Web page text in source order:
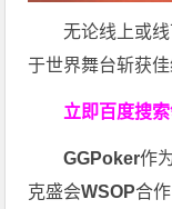
无论线上或
于世界舞台斩获佳
立即百度搜索
GGPoker作
克盛会WSOP合